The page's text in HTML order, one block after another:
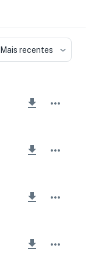
Mais recentes